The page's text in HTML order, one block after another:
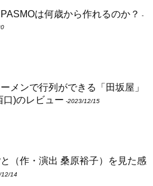
は何歳から作れるのか？
‐
メンで行列ができる「田坂屋」
口)のレビュー ‐2023/12/15
（作・演出 桑原裕子）を見た感
12/14